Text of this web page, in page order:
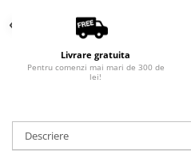
Copaci si Plante
Verdeata decorativa
Livrare gratuita
Pentru comenzi mai mari de 300 de
lei!
Descriere